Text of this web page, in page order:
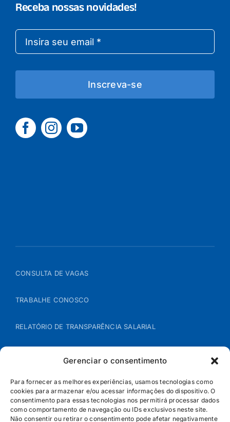
Gerenciar o consentimento
Para fornecer as melhores experiências, usamos tecnologias como
cookies para armazenar e/ou acessar informações do dispositivo. O
consentimento para essas tecnologias nos permitirá processar dados
como comportamento de navegação ou IDs exclusivos neste site.
Não consentir ou retirar o consentimento pode afetar negativamente
Receba nossas novidades!
Inscreva-se
CONSULTA DE VAGAS
TRABALHE CONOSCO
RELATÓRIO DE TRANSPARÊNCIA SALARIAL
POLÍTICA DE COOKIES
POLÍTICA DE PRIVACIDADE